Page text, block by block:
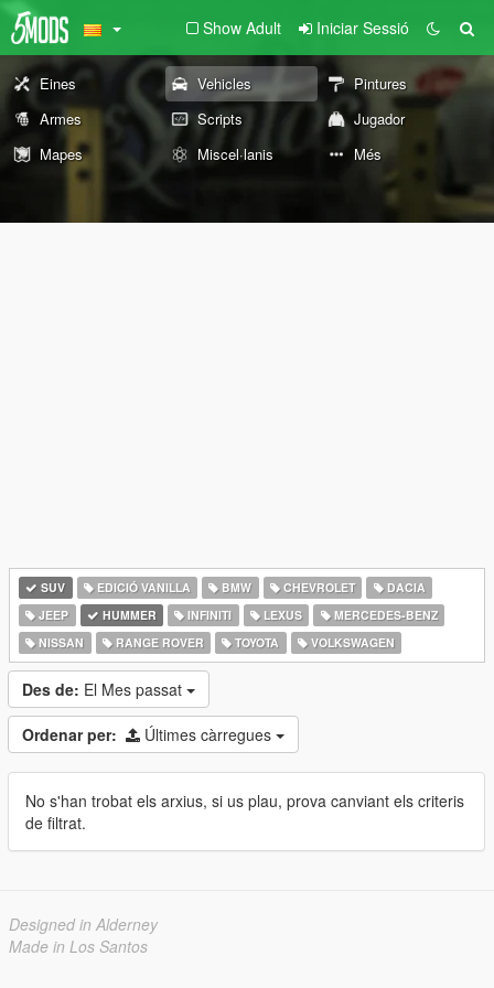
Show Adult Iniciar Sessió
Eines Vehicles
Pintures
Armes
Scripts
Jugador
Mapes
Miscel·lanis Més
SUV EDICIÓ VANILLA BMW CHEVROLET
DACIA
JEEP
HUMMER INFINITI LEXUS
MERCEDES-BENZ
NISSAN
RANGE ROVER TOYOTA VOLKSWAGEN
Des de: El Mes passat
Ordenar per: Últimes càrregues
No s'han trobat els arxius, si us plau, prova canviant els criteris
de filtrat.
Designed in Alderney
Made in Los Santos